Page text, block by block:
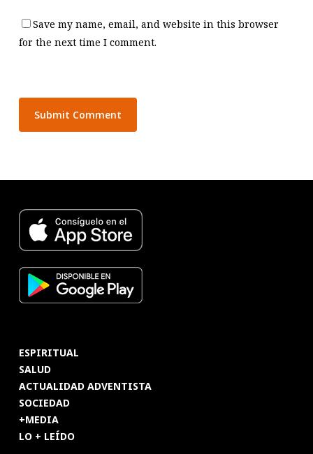
Save my name, email, and website in this browser
for the next time I comment.
ESPIRITUAL
SALUD
ACTUALIDAD ADVENTISTA
SOCIEDAD
+MEDIA
LO + LEÍDO